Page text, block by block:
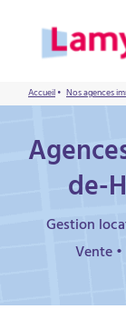
Accueil• Nos agences
de-
Gestion
Vente